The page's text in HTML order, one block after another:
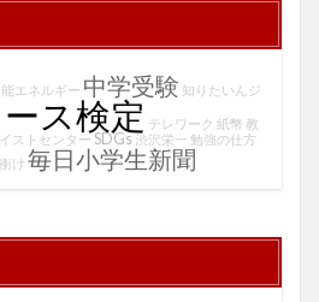
エネルギー 中学受験 知りたいんジ
ス検定 テレワーク 紙幣 教
ストセンターSDGs渋沢栄一 勉強の仕方
け 毎日小学生新聞